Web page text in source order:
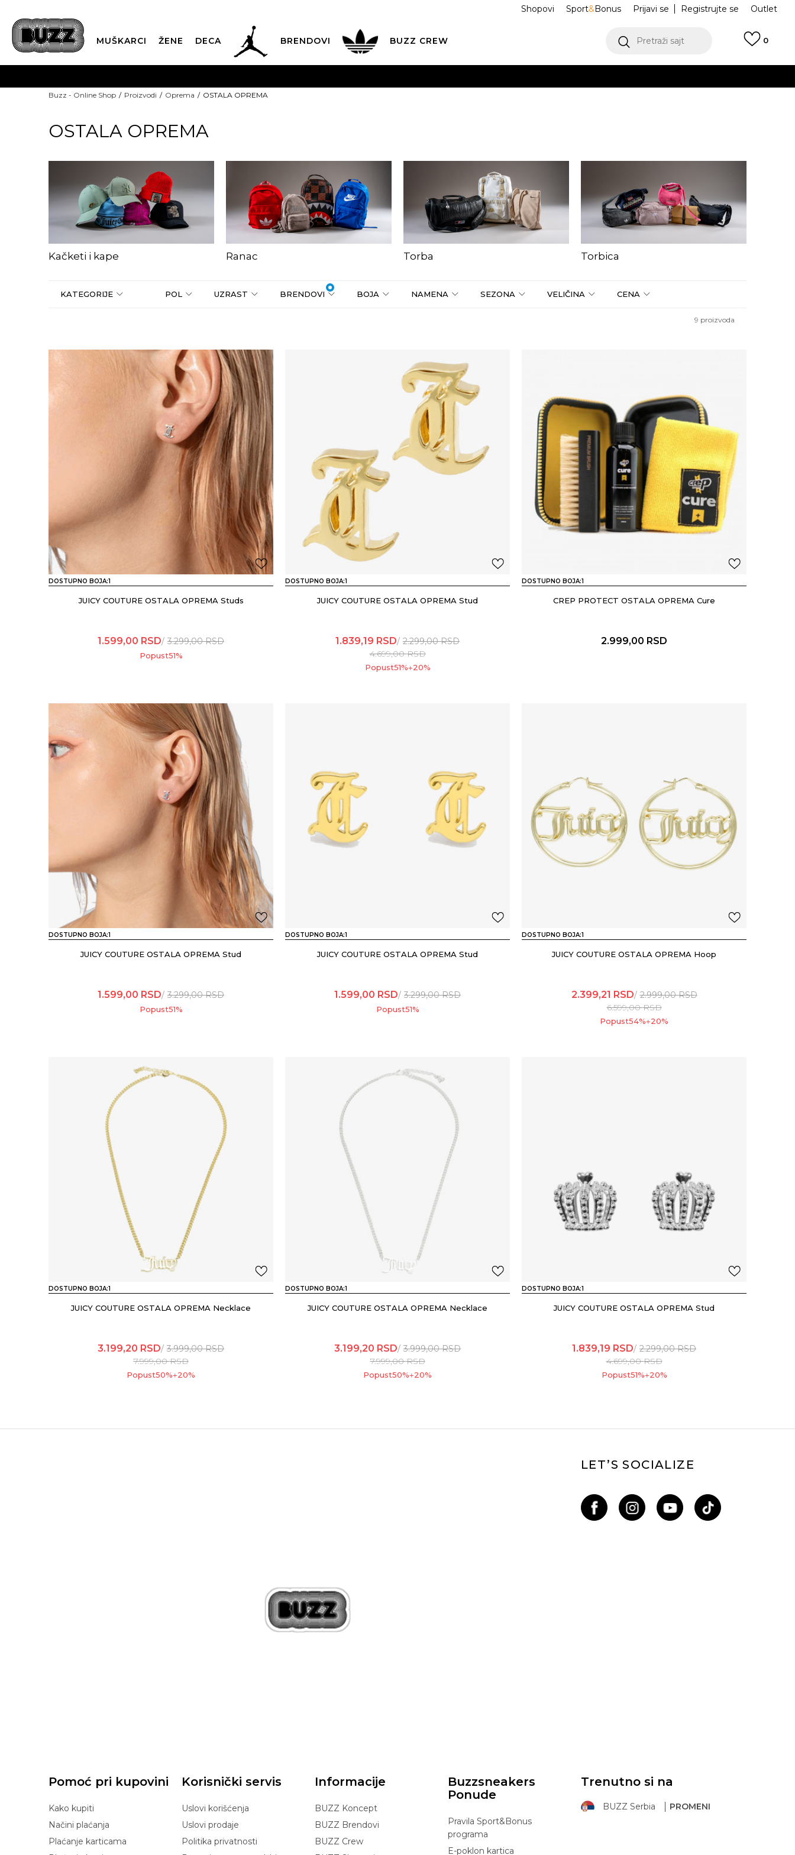
Outlet
Prijavi se Registrujte se
Shopovi Sport&Bonus
MUŠKARCI ŽENE DECA
JORDAN
BRENDOVI
ADIDAS
BUZZ CREW Pretraži sajt 0
kupovina putem administrativne zabrane do 12 rata.
Buzz - Online Shop Proizvodi Oprema OSTALA OPREMA
OSTALA OPREMA
Kačketi i kape Ranac Torba Torbica
1
KATEGORIJE POL UZRAST BRENDOVI BOJA NAMENA SEZONA VELIČINA CENA
9 proizvoda
DOSTUPNO BOJA:1
JUICY COUTURE OSTALA OPREMA Studs
1.599,00 RSD 3.299,00RSD
Popust51%
DOSTUPNO BOJA:1
JUICY COUTURE OSTALA OPREMA Stud
1.839,19 RSD 2.299,00RSD
4.699,00RSD
Popust51%+20%
DOSTUPNO BOJA:1
CREP PROTECT OSTALA OPREMA Cure
2.999,00 RSD
DOSTUPNO BOJA:1
JUICY COUTURE OSTALA OPREMA Stud
1.599,00 RSD 3.299,00RSD
Popust51%
DOSTUPNO BOJA:1
JUICY COUTURE OSTALA OPREMA Stud
1.599,00 RSD 3.299,00RSD
Popust51%
DOSTUPNO BOJA:1
JUICY COUTURE OSTALA OPREMA Hoop
2.399,21 RSD 2.999,00RSD
6.599,00RSD
Popust54%+20%
DOSTUPNO BOJA:1
JUICY COUTURE OSTALA OPREMA Necklace
3.199,20 RSD 3.999,00RSD
7.999,00RSD
Popust50%+20%
DOSTUPNO BOJA:1
JUICY COUTURE OSTALA OPREMA Necklace
3.199,20 RSD 3.999,00RSD
7.999,00RSD
Popust50%+20%
DOSTUPNO BOJA:1
JUICY COUTURE OSTALA OPREMA Stud
1.839,19 RSD 2.299,00RSD
4.699,00RSD
Popust51%+20%
LET’S SOCIALIZE
Pomoć pri kupovini
Kako kupiti
Načini plaćanja
Plaćanje karticama
Korisnički servis
Uslovi korišćenja
Uslovi prodaje
Politika privatnosti
Informacije
BUZZ Koncept
BUZZ Brendovi
BUZZ Crew
Buzzsneakers
Ponude
Pravila Sport&Bonus
programa
E-poklon kartica
Trenutno si na
BUZZ Serbia PROMENI